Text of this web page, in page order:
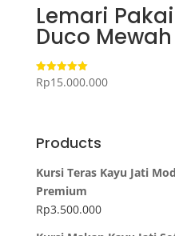
Lemari
Duco Mewah
Dinilai
5.00
Rp15.000.000
Products
Kursi Teras Kayu Jati
Premium
Rp3.500.000